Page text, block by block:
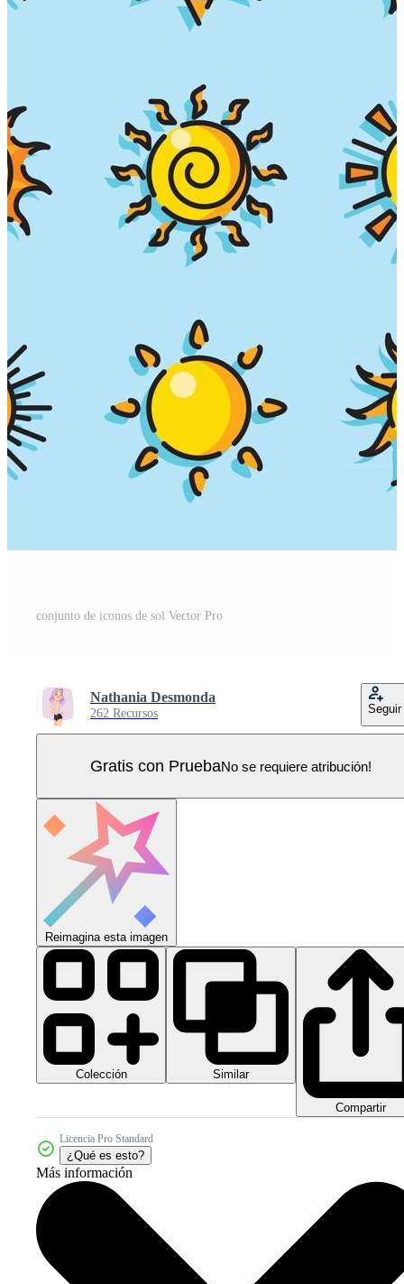
conjunto de iconos de sol Vector Pro
Nathania Desmonda
262 Recursos Seguir
Gratis con PruebaNo se requiere atribución!
Reimagina esta imagen
Colección Similar
Compartir
Licencia Pro Standard
¿Qué es esto?
Más información